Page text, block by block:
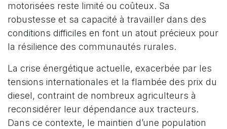
motorisées reste limité ou coûteux. Sa
robustesse et sa capacité à travailler dans des
conditions difficiles en font un atout précieux pour
la résilience des communautés rurales.
La crise énergétique actuelle, exacerbée par les
tensions internationales et la flambée des prix du
diesel, contraint de nombreux agriculteurs à
reconsidérer leur dépendance aux tracteurs.
Dans ce contexte, le maintien d’une population